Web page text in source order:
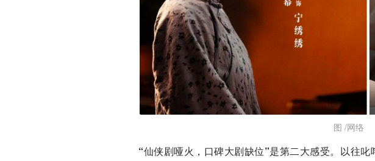
图 /网络
“仙侠剧哑火，口碑大剧缺位”是第二大感受。以往叱